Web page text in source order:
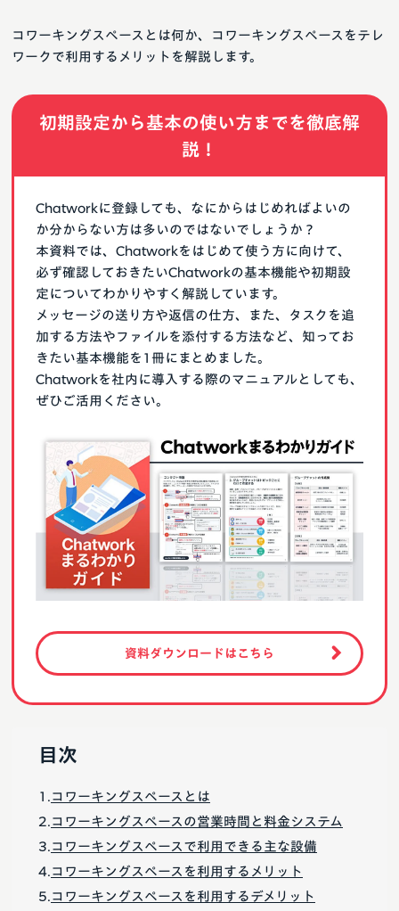
コワーキングスペースとは何か、コワーキングスペースをテレ
ワークで利用するメリットを解説します。
初期設定から基本の使い方までを徹底解
説！
Chatworkに登録しても、なにからはじめればよいの
か分からない方は多いのではないでしょうか？
本資料では、Chatworkをはじめて使う方に向けて、
必ず確認しておきたいChatworkの基本機能や初期設
定についてわかりやすく解説しています。
メッセージの送り方や返信の仕方、また、タスクを追
加する方法やファイルを添付する方法など、知ってお
きたい基本機能を1冊にまとめました。
Chatworkを社内に導入する際のマニュアルとしても、
ぜひご活用ください。
資料ダウンロードはこちら
目次
コワーキングスペースとは
コワーキングスペースの営業時間と料金システム
コワーキングスペースで利用できる主な設備
コワーキングスペースを利用するメリット
コワーキングスペースを利用するデメリット